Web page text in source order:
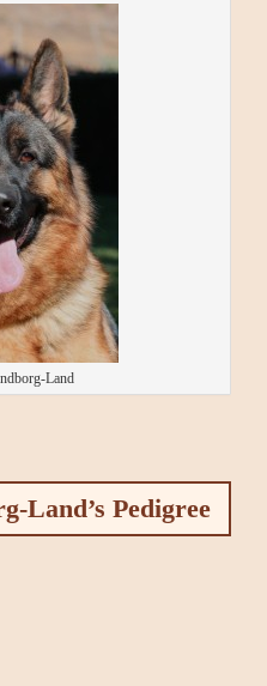
Land
Land’s Pedigree